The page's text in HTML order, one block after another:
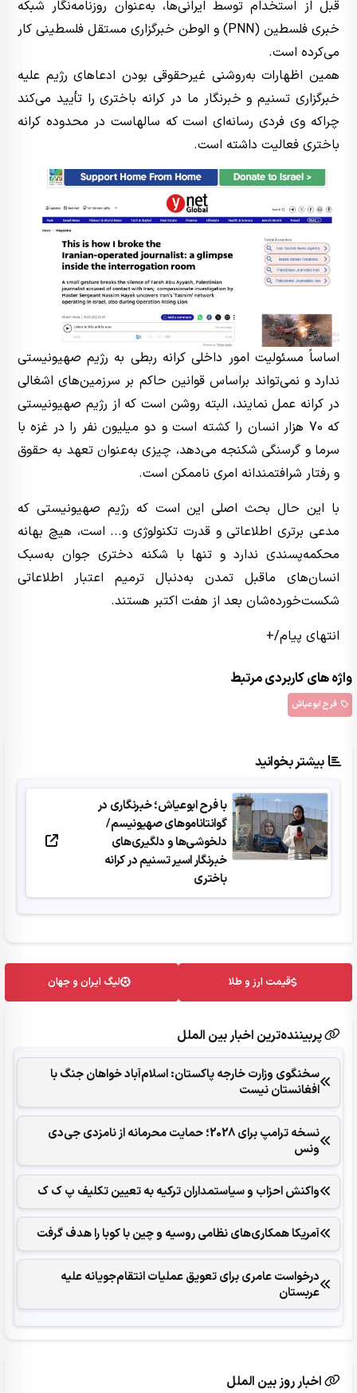
قبل از استخدام توسط ایرانی‌ها، به‌عنوان روزنامه‌نگار شبکه
خبری فلسطین (PNN) و الوطن خبرگزاری مستقل فلسطینی کار
می‌کرده است.
همین اظهارات به‌روشنی غیرحقوقی بودن ادعاهای رژیم علیه
خبرگزاری تسنیم و خبرنگار ما در کرانه باختری را تأیید می‌کند
چراکه وی فردی رسانه‌ای است که سالهاست در محدوده کرانه
باختری فعالیت داشته است.
اساساً مسئولیت امور داخلی کرانه ربطی به رژیم صهیونیستی
ندارد و نمی‌تواند براساس قوانین حاکم بر سرزمین‌های اشغالی
در کرانه عمل نمایند، البته روشن است که از رژیم صهیونیستی
که 70 هزار انسان را کشته است و دو میلیون نفر را در غزه با
سرما و گرسنگی شکنجه می‌دهد، چیزی به‌عنوان تعهد به حقوق
و رفتار شرافتمندانه امری ناممکن است.
با این حال بحث اصلی این است که رژیم صهیونیستی که
مدعی برتری اطلاعاتی و قدرت تکنولوژی و... است، هیچ بهانه
محکمه‌پسندی ندارد و تنها با شکنه دختری جوان به‌سبک
انسان‌های ماقبل تمدن به‌دنبال ترمیم اعتبار اطلاعاتی
شکست‌خورده‌شان بعد از هفت اکتبر هستند.
انتهای پیام/+
واژه های کاربردی مرتبط
فرح ابوعیاش
بیشتر بخوانید
با فرح ابوعیاش؛ خبرنگاری در
گوانتاناموهای صهیونیسم/
دلخوشی‌ها و دلگیری‌های
خبرنگار اسیر تسنیم در کرانه
باختری
قیمت ارز و طلا لیگ ایران و جهان
پربیننده‌ترین اخبار بین الملل
سخنگوی وزارت خارجه پاکستان: اسلام‌آباد خواهان جنگ با
افغانستان نیست
نسخه ترامپ برای 2028؛ حمایت محرمانه از نامزدی جی‌دی
ونس
واکنش احزاب و سیاستمداران ترکیه به تعیین تکلیف پ ک ک
آمریکا همکاری‌های نظامی روسیه و چین با کوبا را هدف گرفت
درخواست عامری برای تعویق عملیات انتقام‌جویانه علیه
عربستان
اخبار روز بین الملل